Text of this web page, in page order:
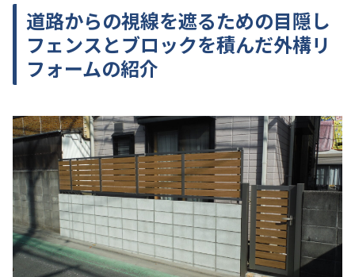
道路からの視線を遮るための目隠し
フェンスとブロックを積んだ外構リ
フォームの紹介